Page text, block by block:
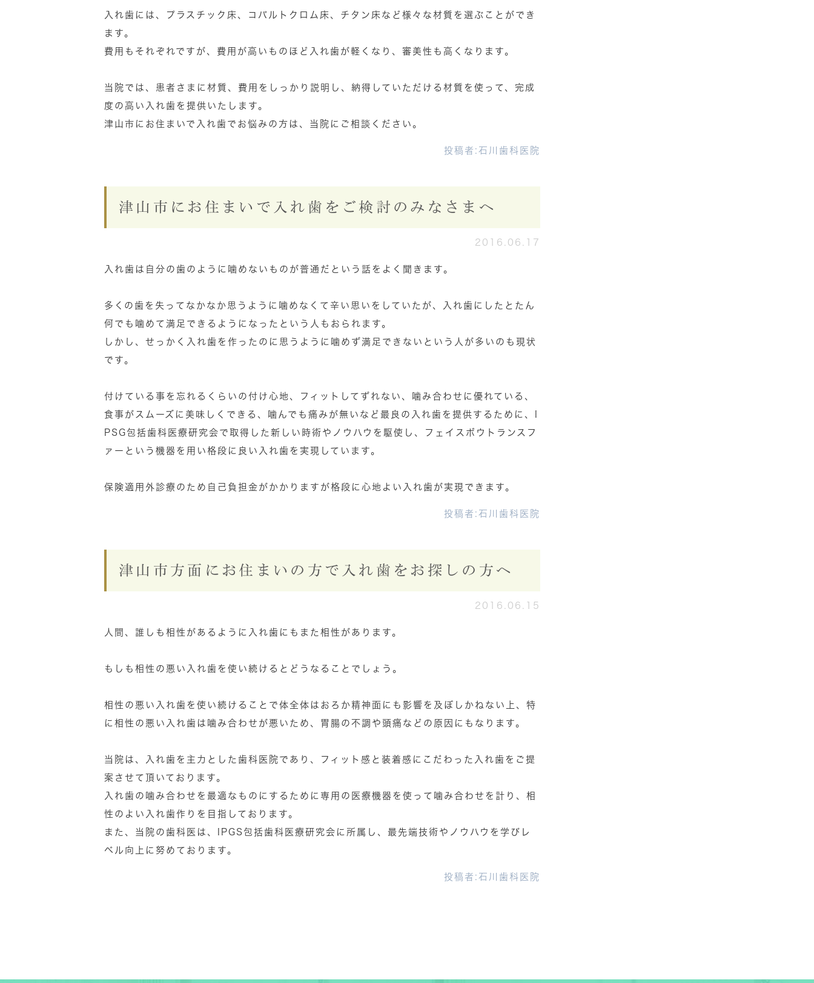
入れ歯には、プラスチック床、コバルトクロム床、チタン床など様々な材質を選ぶことができ
ます。
費用もそれぞれですが、費用が高いものほど入れ歯が軽くなり、審美性も高くなります。
当院では、患者さまに材質、費用をしっかり説明し、納得していただける材質を使って、完成
度の高い入れ歯を提供いたします。
津山市にお住まいで入れ歯でお悩みの方は、当院にご相談ください。
投稿者: 石川歯科医院
津山市にお住まいで入れ歯をご検討のみなさまへ
2016.06.17
入れ歯は自分の歯のように噛めないものが普通だという話をよく聞きます。
多くの歯を失ってなかなか思うように噛めなくて辛い思いをしていたが、入れ歯にしたとたん
何でも噛めて満足できるようになったという人もおられます。
しかし、せっかく入れ歯を作ったのに思うように噛めず満足できないという人が多いのも現状
です。
付けている事を忘れるくらいの付け心地、フィットしてずれない、噛み合わせに優れている、
食事がスムーズに美味しくできる、噛んでも痛みが無いなど最良の入れ歯を提供するために、I
PSG包括歯科医療研究会で取得した新しい時術やノウハウを駆使し、フェイスボウトランスフ
ァーという機器を用い格段に良い入れ歯を実現しています。
保険適用外診療のため自己負担金がかかりますが格段に心地よい入れ歯が実現できます。
投稿者: 石川歯科医院
津山市方面にお住まいの方で入れ歯をお探しの方へ
2016.06.15
人間、誰しも相性があるように入れ歯にもまた相性があります。
もしも相性の悪い入れ歯を使い続けるとどうなることでしょう。
相性の悪い入れ歯を使い続けることで体全体はおろか精神面にも影響を及ぼしかねない上、特
に相性の悪い入れ歯は噛み合わせが悪いため、胃腸の不調や頭痛などの原因にもなります。
当院は、入れ歯を主力とした歯科医院であり、フィット感と装着感にこだわった入れ歯をご提
案させて頂いております。
入れ歯の噛み合わせを最適なものにするために専用の医療機器を使って噛み合わせを計り、相
性のよい入れ歯作りを目指しております。
また、当院の歯科医は、IPGS包括歯科医療研究会に所属し、最先端技術やノウハウを学びレ
ベル向上に努めております。
投稿者: 石川歯科医院